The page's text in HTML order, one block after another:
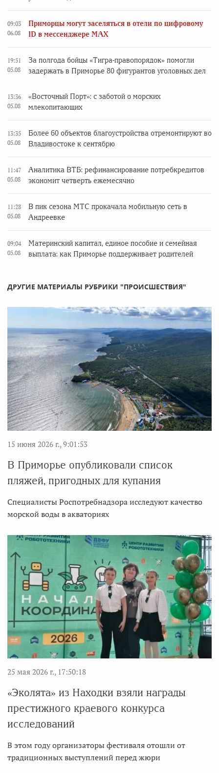
09:03
06.08
Приморцы могут заселяться в отели по цифровому
ID в мессенджере MAX
19:51
05.08
За полгода бойцы «Тигра-правопорядок» помогли
задержать в Приморье 80 фигурантов уголовных дел
13:36
05.08
«Восточный Порт»: с заботой о морских
млекопитающих
13:35
05.08
Более 60 объектов благоустройства отремонтируют во
Владивостоке к сентябрю
11:47
05.08
Аналитика ВТБ: рефинансирование потребкредитов
экономит четверть ежемесячно
11:28
05.08
В пик сезона МТС прокачала мобильную сеть в
Андреевке
09:04
05.08
Материнский капитал, единое пособие и семейная
выплата: как Приморье поддерживает родителей
ДРУГИЕ МАТЕРИАЛЫ РУБРИКИ "ПРОИСШЕСТВИЯ"
15 июня 2026 г., 9:01:53
В Приморье опубликовали список
пляжей, пригодных для купания
Специалисты Роспотребнадзора исследуют качество
морской воды в акваториях
25 мая 2026 г., 17:50:18
«Эколята» из Находки взяли награды
престижного краевого конкурса
исследований
В этом году организаторы фестиваля отошли от
традиционных выступлений перед жюри